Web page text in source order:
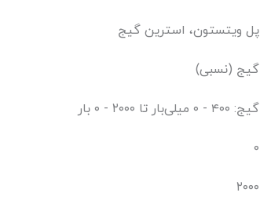
پل ویتستون، استرین گیج
گیج (نسبی)
گیج: ۴۰۰ - ۰ میلی‌بار تا ۲۰۰۰ - ۰ بار
۰
۲۰۰۰